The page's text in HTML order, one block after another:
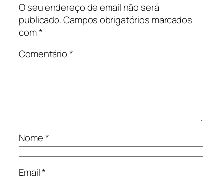
O seu endereço de email não será
publicado.Campos obrigatórios marcados
com*
Comentário*
Nome*
Email*